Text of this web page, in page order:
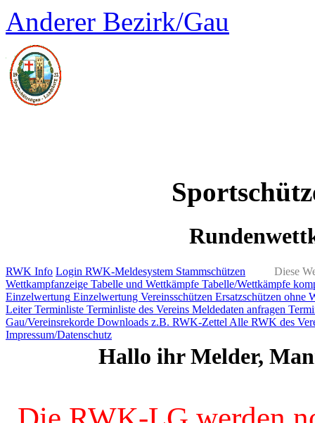
Anderer Bezirk/Gau
Diese
RWK Info Login RWK-Meldesystem Stammschützen
Wettkampfanzeige Tabelle und Wettkämpfe Tabelle/Wettkämpfe
Einzelwertung Einzelwertung Vereinsschützen Ersatzschützen ohne
LeiterTerminliste Terminliste des Vereins Meldedaten anfragen
Gau/Vereinsrekorde Downloads z.B. RWK-Zettel Alle RWK des
Impressum/Datenschutz
Hallo ihr Melder,